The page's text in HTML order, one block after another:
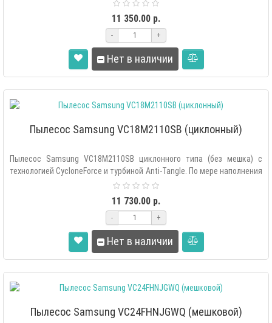
11 350.00 р.
- +
Нет в наличии
Пылесос Samsung VC18M2110SB (циклонный)
Пылесос Samsung VC18M2110SB циклонного типа (без мешка) с
технологией CycloneForce и турбиной Anti-Tangle. По мере наполнения
11 730.00 р.
- +
Нет в наличии
Пылесос Samsung VC24FHNJGWQ (мешковой)